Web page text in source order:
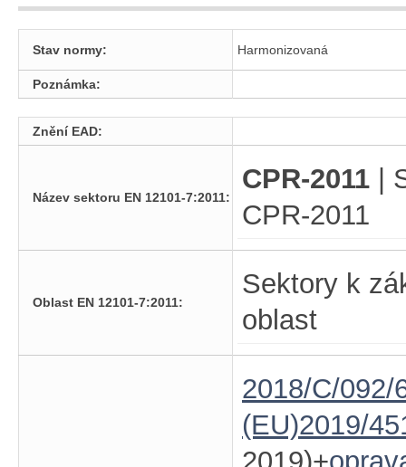
Stav normy: Harmonizovaná
Poznámka:
Znění EAD:
Název sektoru EN 12101-7:2011:
CPR-2011 |
CPR-2011
Oblast EN 12101-7:2011:
Sektory k
oblast
2018/C/092/
(EU)2019/